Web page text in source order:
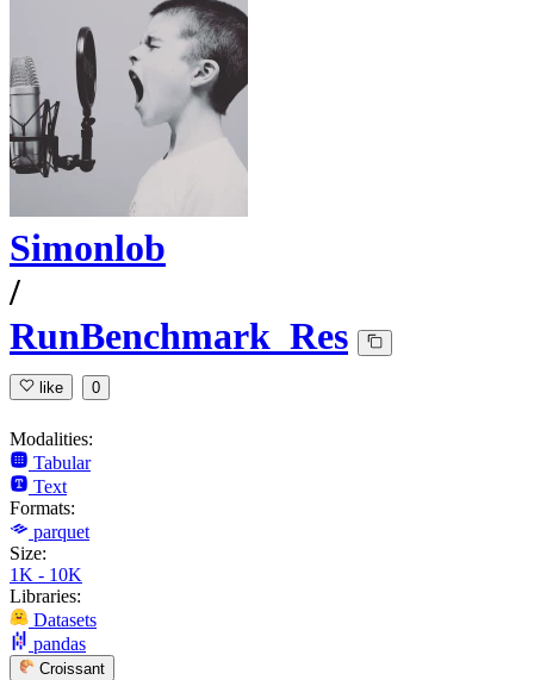
Simonlob
/
RunBenchmark_Res
like 0
Modalities:
Tabular
Text
Formats:
parquet
Size:
1K - 10K
Libraries:
Datasets
pandas
Croissant